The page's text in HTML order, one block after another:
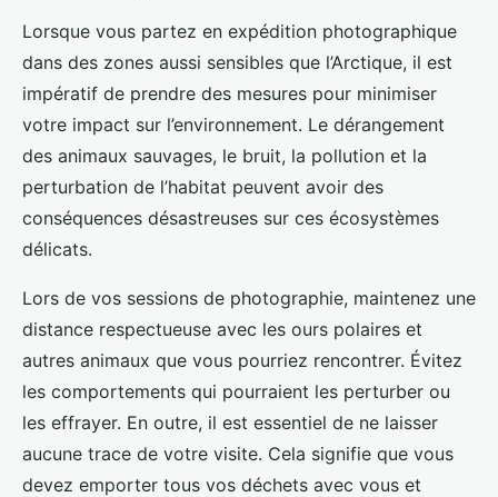
Lorsque vous partez en expédition photographique
dans des zones aussi sensibles que l’Arctique, il est
impératif de prendre des mesures pour minimiser
votre impact sur l’environnement. Le dérangement
des animaux sauvages, le bruit, la pollution et la
perturbation de l’habitat peuvent avoir des
conséquences désastreuses sur ces écosystèmes
délicats.
Lors de vos sessions de photographie, maintenez une
distance respectueuse avec les ours polaires et
autres animaux que vous pourriez rencontrer. Évitez
les comportements qui pourraient les perturber ou
les effrayer. En outre, il est essentiel de ne laisser
aucune trace de votre visite. Cela signifie que vous
devez emporter tous vos déchets avec vous et